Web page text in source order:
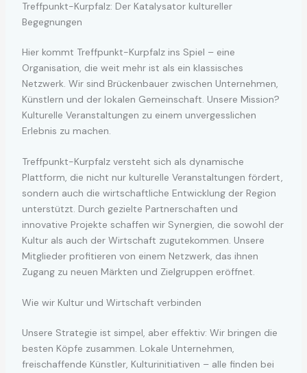
Treffpunkt-Kurpfalz: Der Katalysator kultureller
Begegnungen
Hier kommt Treffpunkt-Kurpfalz ins Spiel – eine
Organisation, die weit mehr ist als ein klassisches
Netzwerk. Wir sind Brückenbauer zwischen Unternehmen,
Künstlern und der lokalen Gemeinschaft. Unsere Mission?
Kulturelle Veranstaltungen zu einem unvergesslichen
Erlebnis zu machen.
Treffpunkt-Kurpfalz versteht sich als dynamische
Plattform, die nicht nur kulturelle Veranstaltungen fördert,
sondern auch die wirtschaftliche Entwicklung der Region
unterstützt. Durch gezielte Partnerschaften und
innovative Projekte schaffen wir Synergien, die sowohl der
Kultur als auch der Wirtschaft zugutekommen. Unsere
Mitglieder profitieren von einem Netzwerk, das ihnen
Zugang zu neuen Märkten und Zielgruppen eröffnet.
Wie wir Kultur und Wirtschaft verbinden
Unsere Strategie ist simpel, aber effektiv: Wir bringen die
besten Köpfe zusammen. Lokale Unternehmen,
freischaffende Künstler, Kulturinitiativen – alle finden bei